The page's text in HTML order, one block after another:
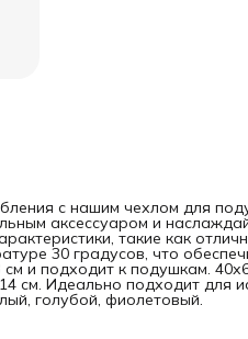
с нашим чехлом для
аксессуаром и
такие как
30 градусов, что
и подходит к подушкам.
см. Идеально подходит для
голубой, фиолетовый.